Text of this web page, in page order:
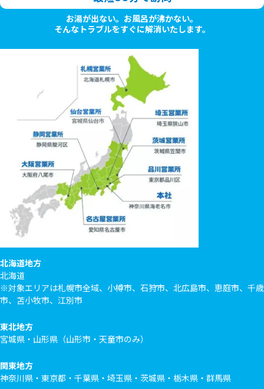
お湯が出ない。お風呂が沸かない。
そんなトラブルをすぐに解消いたします。
北海道地方
北海道
※対象エリアは札幌市全域、小樽市、石狩市、北広島市、恵庭市、千歳
市、苫小牧市、江別市
東北地方
宮城県・山形県（山形市・天童市のみ）
関東地方
神奈川県・東京都・千葉県・埼玉県・茨城県・栃木県・群馬県